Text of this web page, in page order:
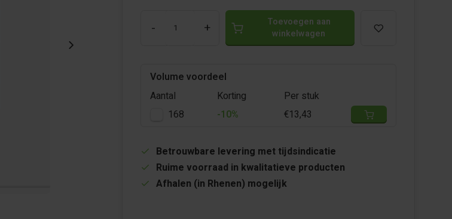
- +
Toevoegen aan
winkelwagen
Volume voordeel
Aantal
Korting
Per stuk
168
-10% €13,43
Betrouwbare levering met tijdsindicatie
Ruime voorraad in kwalitatieve producten
Afhalen (in Rhenen) mogelijk